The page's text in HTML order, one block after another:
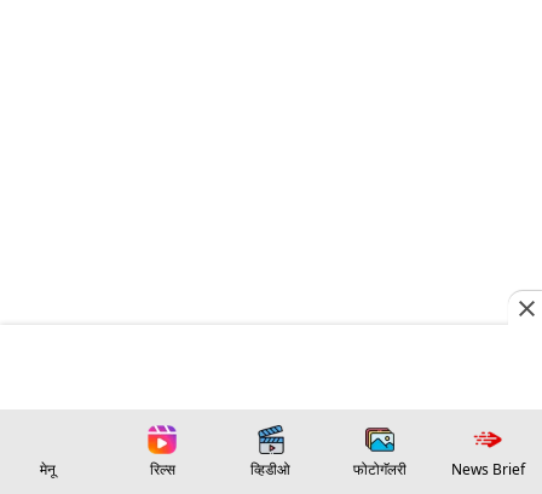
मेनू रिल्स व्हिडीओ फोटोगॅलरी News Brief